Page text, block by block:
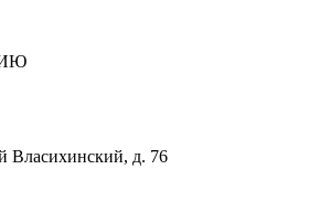
Власихинский, д. 76